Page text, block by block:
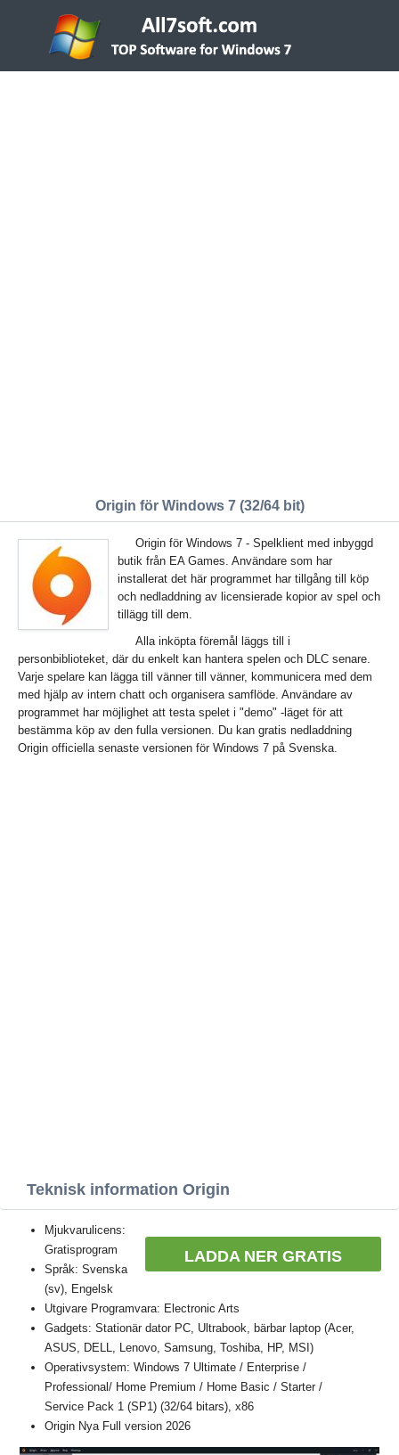
Origin för Windows 7 (32/64 bit)
Origin för Windows 7 - Spelklient med inbyggd
butik från EA Games. Användare som har
installerat det här programmet har tillgång till köp
och nedladdning av licensierade kopior av spel och
tillägg till dem.
Alla inköpta föremål läggs till i
personbiblioteket, där du enkelt kan hantera spelen och DLC senare.
Varje spelare kan lägga till vänner till vänner, kommunicera med dem
med hjälp av intern chatt och organisera samflöde. Användare av
programmet har möjlighet att testa spelet i "demo" -läget för att
bestämma köp av den fulla versionen. Du kan gratis nedladdning
Origin officiella senaste versionen för Windows 7 på Svenska.
Teknisk information Origin
LADDA NER GRATIS
Mjukvarulicens:
Gratisprogram
Språk: Svenska
(sv), Engelsk
Utgivare Programvara: Electronic Arts
Gadgets: Stationär dator PC, Ultrabook, bärbar laptop (Acer,
ASUS, DELL, Lenovo, Samsung, Toshiba, HP, MSI)
Operativsystem: Windows 7 Ultimate / Enterprise /
Professional/ Home Premium / Home Basic / Starter /
Service Pack 1 (SP1) (32/64 bitars), x86
Origin Nya Full version 2026